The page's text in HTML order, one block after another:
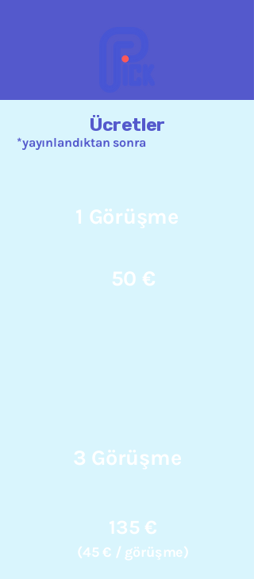
Ücretler
*yayınlandıktan sonra
1 Görüşme
50 €
3 Görüşme
135 €
(45 € / görüşme)